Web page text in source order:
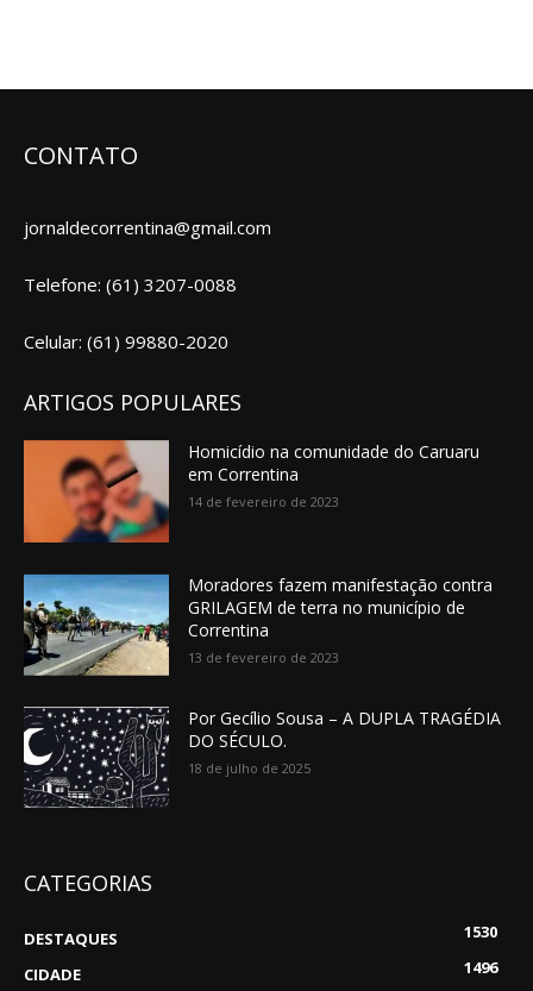
CONTATO
jornaldecorrentina@gmail.com
Telefone: (61) 3207-0088
Celular: (61) 99880-2020
ARTIGOS POPULARES
Homicídio na comunidade do Caruaru
em Correntina
14 de fevereiro de 2023
Moradores fazem manifestação contra
GRILAGEM de terra no município de
Correntina
13 de fevereiro de 2023
Por Gecílio Sousa – A DUPLA TRAGÉDIA
DO SÉCULO.
18 de julho de 2025
CATEGORIAS
DESTAQUES
1530
CIDADE
1496